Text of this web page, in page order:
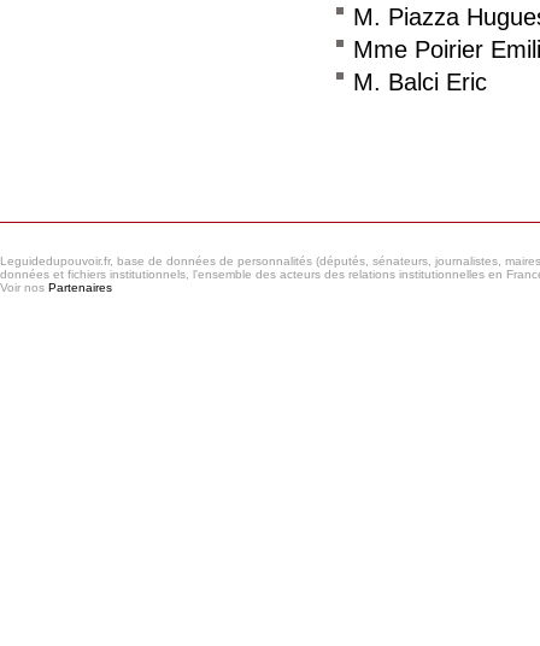
M. Piazza
Mme Poirier
M. Balci Eric
Leguidedupouvoir.fr, base de données de personnalités (députés, sénateurs, journalistes,
données et fichiers institutionnels, l'ensemble des acteurs des relations institutionnelles en
Voir nos Partenaires